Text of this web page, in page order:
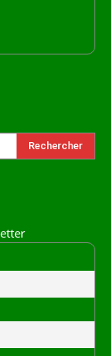
Rechercher